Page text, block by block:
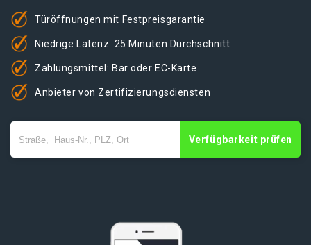
Türöffnungen mit Festpreisgarantie
Niedrige Latenz: 25 Minuten Durchschnitt
Zahlungsmittel: Bar oder EC-Karte
Anbieter von Zertifizierungsdiensten
Verfügbarkeit prüfen